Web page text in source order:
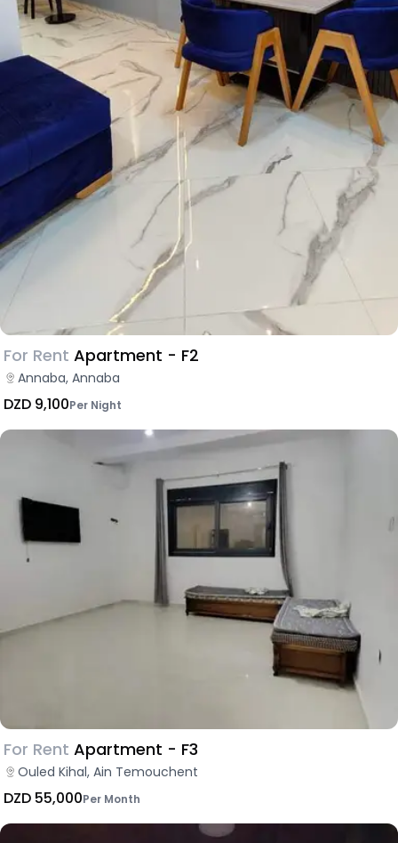
For Rent Apartment - F2
Annaba, Annaba
DZD 9,100Per Night
For Rent Apartment - F3
Ouled Kihal, Ain Temouchent
DZD 55,000Per Month